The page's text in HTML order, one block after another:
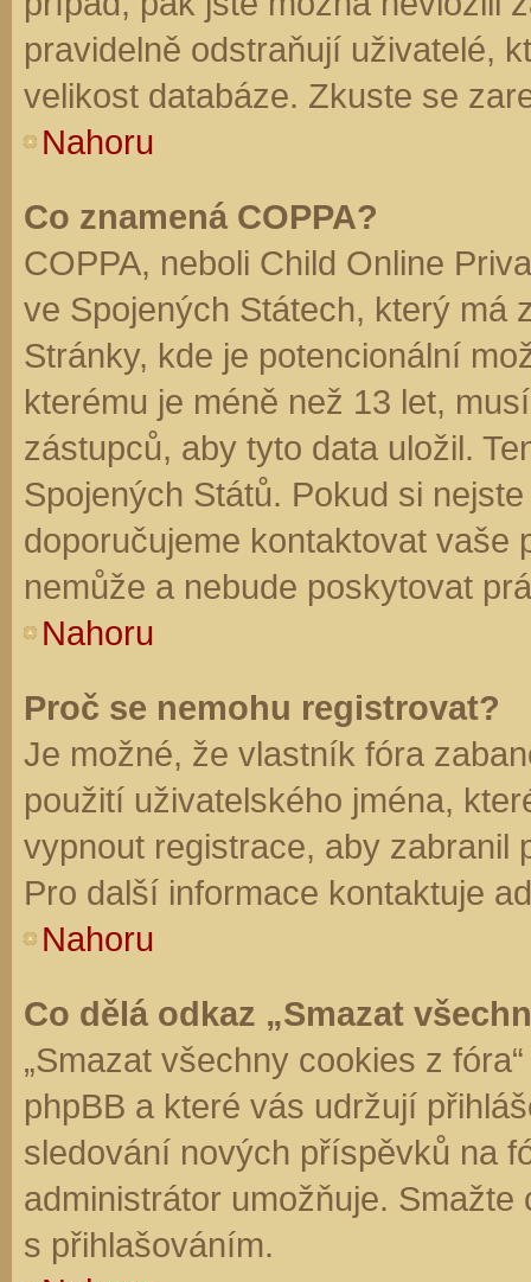
pravidelně odstraňují uživatelé,
velikost databáze. Zkuste se
Nahoru
Co znamená COPPA?
COPPA, neboli Child Online
ve Spojených Státech, který má
Stránky, kde je potencionální
kterému je méně než 13 let,
zástupců, aby tyto data uložil.
Spojených Států. Pokud si
doporučujeme kontaktovat vaše
nemůže a nebude poskytovat
Nahoru
Proč se nemohu registrovat?
Je možné, že vlastník fóra
použití uživatelského jména,
vypnout registrace, aby zabranil
Pro další informace kontaktuje
Nahoru
Co dělá odkaz „Smazat
„Smazat všechny cookies z
phpBB a které vás udržují
sledování nových příspěvků na
administrátor umožňuje.
s přihlašováním.